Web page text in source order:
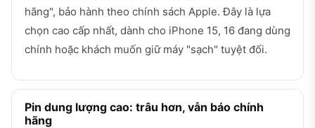
hãng", bảo hành theo chính sách Apple. Đây là lựa
chọn cao cấp nhất, dành cho iPhone 15, 16 đang dùng
chính hoặc khách muốn giữ máy "sạch" tuyệt đối.
Pin dung lượng cao: trâu hơn, vẫn báo chính
hãng